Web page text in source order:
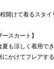
開けて着るスタイ
スカート】
も涼しく着用でき
にかけてフレアす